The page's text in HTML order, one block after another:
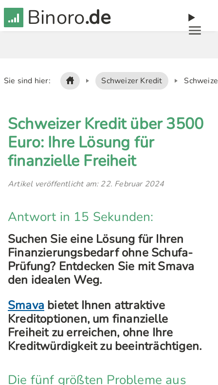
Binoro.de
Sie sind hier: Schweizer Kredit
Schweizer Kredit über 3500
Euro: Ihre Lösung für
finanzielle Freiheit
Artikel veröffentlicht am: 22. Februar 2024
Antwort in 15 Sekunden:
Suchen Sie eine Lösung für Ihren
Finanzierungsbedarf ohne Schufa-
Prüfung? Entdecken Sie mit Smava
den idealen Weg.
Smava bietet Ihnen attraktive
Kreditoptionen, um finanzielle
Freiheit zu erreichen, ohne Ihre
Kreditwürdigkeit zu beeinträchtigen.
Die fünf größten Probleme aus